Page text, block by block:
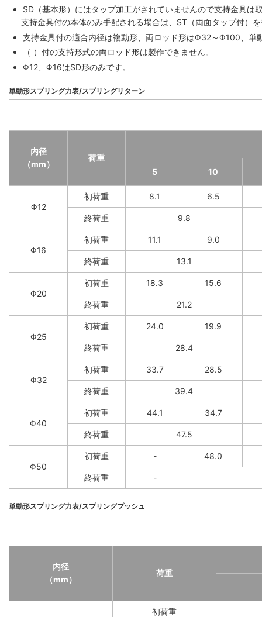
SD（基本形）にはタップ加工がされていませんので支持金具は
支持金具付の本体のみ手配される場合は、ST（両面タップ付）
支持金具付の適合内径は複動形、両ロッド形はΦ32～Φ100、
（ ）付の支持形式の両ロッド形は製作できません。
Φ12、Φ16はSD形のみです。
単動形スプリング力表/スプリングリターン
内径
（mm）
荷重
5
10
Φ12
初荷重 8.1 6.5
終荷重 9.8
Φ16
初荷重 11.1 9.0
終荷重 13.1
Φ20
初荷重 18.3 15.6
終荷重 21.2
Φ25
初荷重 24.0 19.9
終荷重 28.4
Φ32
初荷重 33.7 28.5
終荷重 39.4
Φ40
初荷重 44.1 34.7
終荷重 47.5
Φ50
初荷重 - 48.0
終荷重 -
単動形スプリング力表/スプリングプッシュ
内径
（mm）
荷重
初荷重